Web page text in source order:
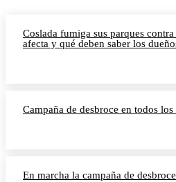
Coslada fumiga sus parques
afecta y qué deben saber los
Campaña de desbroce en todos
En marcha la campaña de